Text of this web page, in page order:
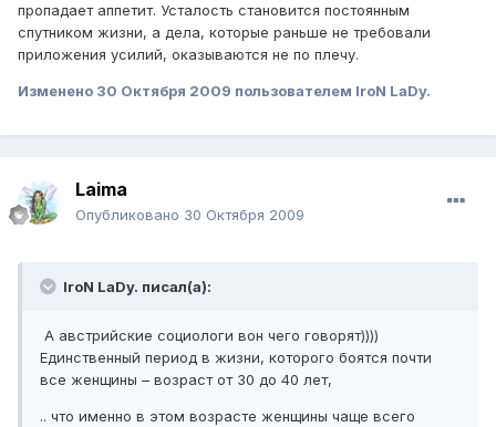
пропадает аппетит. Усталость становится постоянным
спутником жизни, а дела, которые раньше не требовали
приложения усилий, оказываются не по плечу.
Изменено 30 Октября 2009 пользователем IroN LaDy.
Laimа
Опубликовано 30 Октября 2009
IroN LaDy. писал(а):
А австрийские социологи вон чего говорят))))
Единственный период в жизни, которого боятся почти
все женщины – возраст от 30 до 40 лет,
.. что именно в этом возрасте женщины чаще всего